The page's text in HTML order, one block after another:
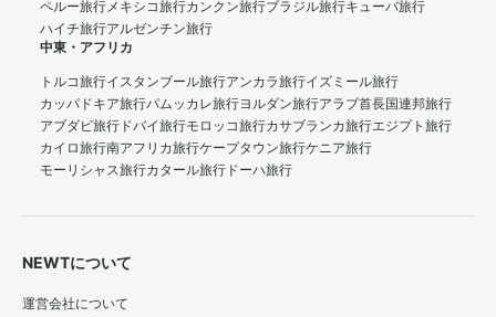
ペルー旅行メキシコ旅行カンクン旅行ブラジル旅行キューバ旅行
ハイチ旅行アルゼンチン旅行
中東・アフリカ
トルコ旅行イスタンブール旅行アンカラ旅行イズミール旅行
カッパドキア旅行パムッカレ旅行ヨルダン旅行アラブ首長国連邦旅行
アブダビ旅行 ドバイ旅行モロッコ旅行カサブランカ旅行エジプト旅行
カイロ旅行南アフリカ旅行ケープタウン旅行ケニア旅行
モーリシャス旅行カタール旅行 ドーハ旅行
NEWTについて
運営会社について